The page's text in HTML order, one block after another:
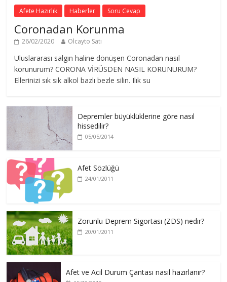
Afete Hazırlık Haberler Soru Cevap
Coronadan Korunma
26/02/2020 Olcayto Satı
Uluslararası salgın haline dönüşen Coronadan nasıl
korunurum? CORONA VİRÜSDEN NASIL KORUNURUM?
Ellerinizi sık sık alkol bazlı bezle silin. Ilık su
Depremler büyüklüklerine göre nasıl
hissedilir?
05/05/2014
Afet Sözlüğü
24/01/2011
Zorunlu Deprem Sigortası (ZDS) nedir?
20/01/2011
Afet ve Acil Durum Çantası nasıl hazırlanır?